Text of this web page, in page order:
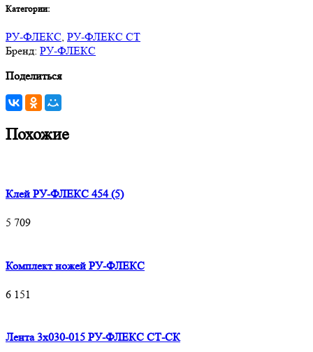
Категории:
РУ-ФЛЕКС, РУ-ФЛЕКС СТ
Бренд: РУ-ФЛЕКС
Поделиться
Похожие
Клей РУ-ФЛЕКС 454 (5)
5 709
Комплект ножей РУ-ФЛЕКС
6 151
Лента 3х030-015 РУ-ФЛЕКС СТ-СК